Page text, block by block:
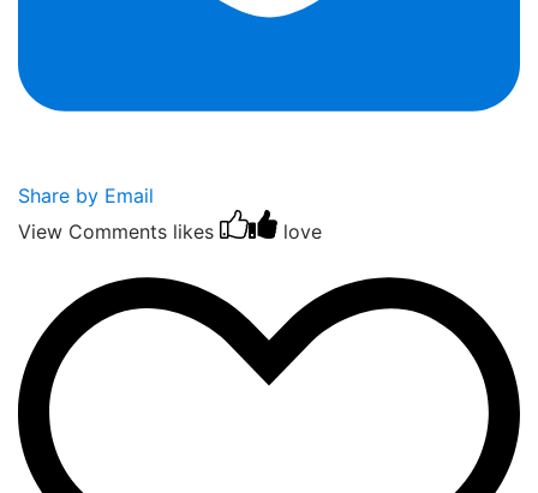
Share by Email
View Comments likes love